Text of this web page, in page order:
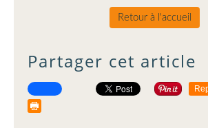
Retour à l'accueil
Partager cet article